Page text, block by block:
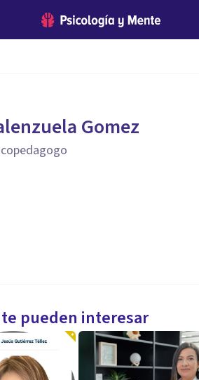
Gomez
pueden interesar